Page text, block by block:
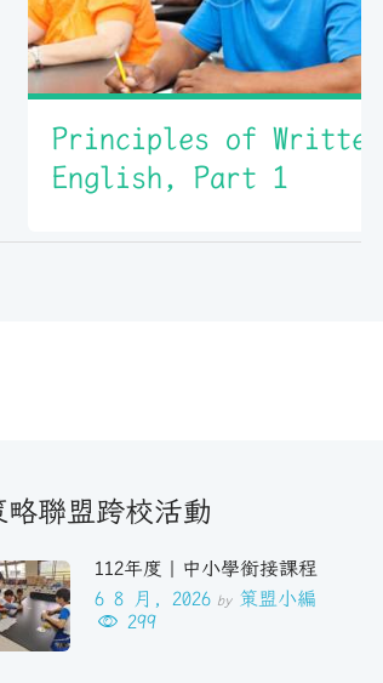
Principles of Written
English, Part 1
略聯盟跨校活動
112年度｜中小學銜接課程
6 8 月, 2026 by 策盟小編
299